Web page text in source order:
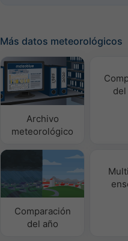
Más datos meteorológicos
Archivo
meteorológico
Comparación
del año